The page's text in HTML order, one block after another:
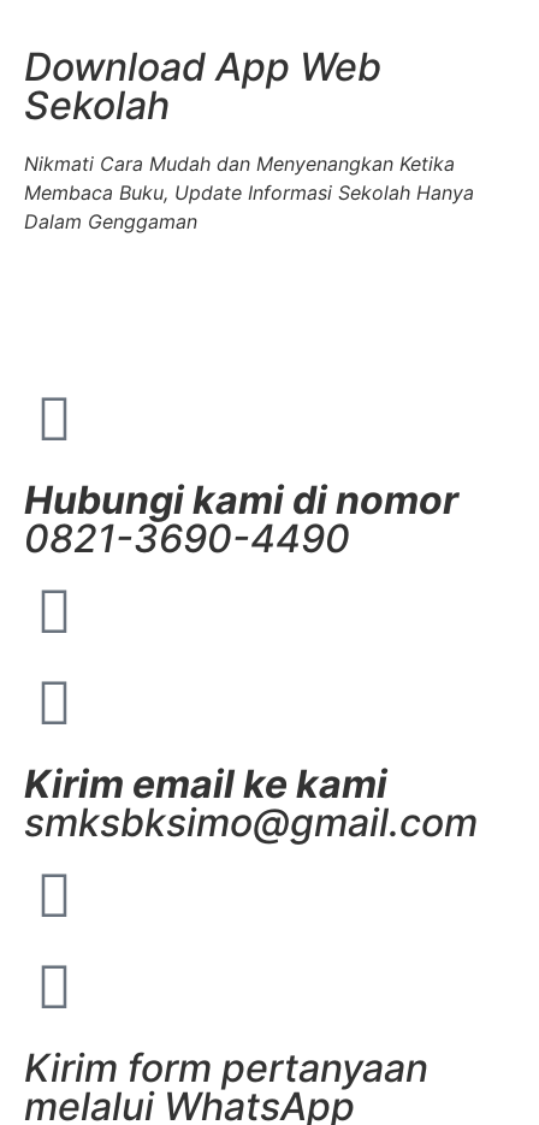
Download App Web
Sekolah
Nikmati Cara Mudah dan Menyenangkan Ketika
Membaca Buku, Update Informasi Sekolah Hanya
Dalam Genggaman
Hubungi kami di nomor
0821-3690-4490
Kirim email ke kami
smksbksimo@gmail.com
Kirim form pertanyaan
melalui WhatsApp